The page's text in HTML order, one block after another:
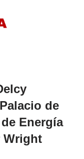
de
Energía
Wright